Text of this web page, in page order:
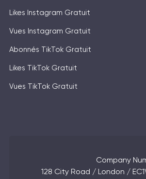
Likes Instagram Gratuit
Vues Instagram Gratuit
Abonnés TikTok Gratuit
Likes TikTok Gratuit
Vues TikTok Gratuit
Company
128 City Road / London /